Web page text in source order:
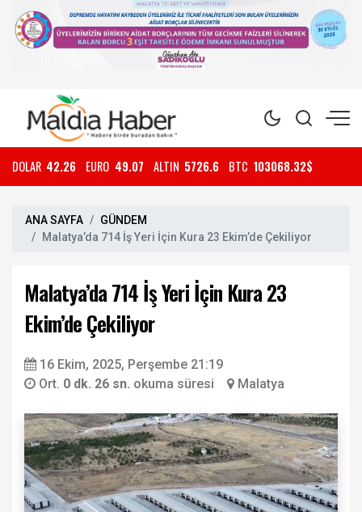
DOLAR 42.26 EURO 49.07 ALTIN 5726.6 BTC 103068.32$
ANA SAYFA
GÜNDEM
Malatya’da 714 İş Yeri İçin Kura 23 Ekim’de Çekiliyor
Malatya’da 714 İş Yeri İçin Kura 23
Ekim’de Çekiliyor
16 Ekim, 2025, Perşembe 21:19
Ort. 0 dk. 26 sn. okuma süresi Malatya